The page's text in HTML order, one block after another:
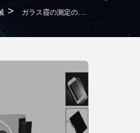
> ガラス霞の測定の器械の波長間隔10 Nmの記憶20000価値